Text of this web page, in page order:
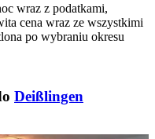
wraz z podatkami,
cena wraz ze wszystkimi
po wybraniu okresu
Deißlingen